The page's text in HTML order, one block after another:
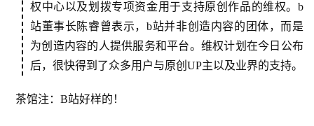
权中心以及划拨专项资金用于支持原创作品的维权。b
站董事长陈睿曾表示，b站并非创造内容的团体，而是
为创造内容的人提供服务和平台。维权计划在今日公布
后，很快得到了众多用户与原创UP主以及业界的支持。
茶馆注：B站好样的！